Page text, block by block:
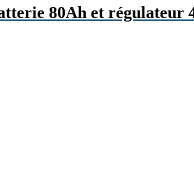
80Ah et régulateur